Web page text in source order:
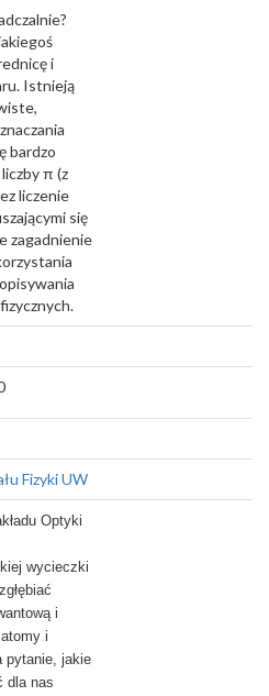
i
Istnieją
bardzo
π (z
liczenie
się
zagadnienie
Fizyki UW
Optyki
wycieczki
i
i
pytanie, jakie
dla nas